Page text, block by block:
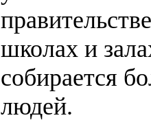
школах и
собирается
людей.